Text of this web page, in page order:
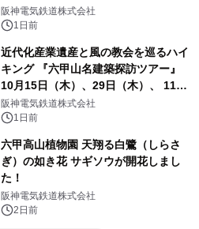
発売決定！
阪神電気鉄道株式会社
1日前
近代化産業遺産と風の教会を巡るハイ
キング 『六甲山名建築探訪ツアー』
10月15日（木）、29日（木）、 11月
5日（木）、12日（木）に開催！
阪神電気鉄道株式会社
1日前
六甲高山植物園 天翔る白鷺（しらさ
ぎ）の如き花 サギソウが開花しまし
た！
阪神電気鉄道株式会社
2日前